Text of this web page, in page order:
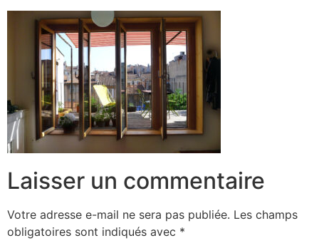
Laisser un commentaire
Votre adresse e-mail ne sera pas publiée. Les champs
obligatoires sont indiqués avec *